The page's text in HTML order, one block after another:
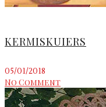
KERMISKUIERS
05/01/2018
No Comment